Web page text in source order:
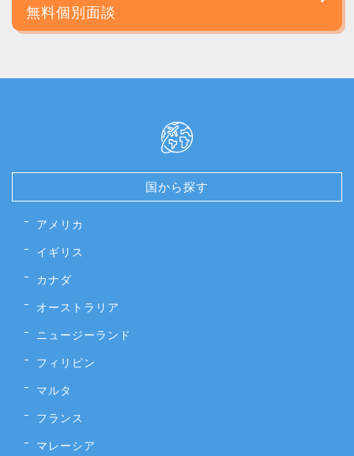
無料個別面談
国から探す
アメリカ
イギリス
カナダ
オーストラリア
ニュージーランド
フィリピン
マルタ
フランス
マレーシア